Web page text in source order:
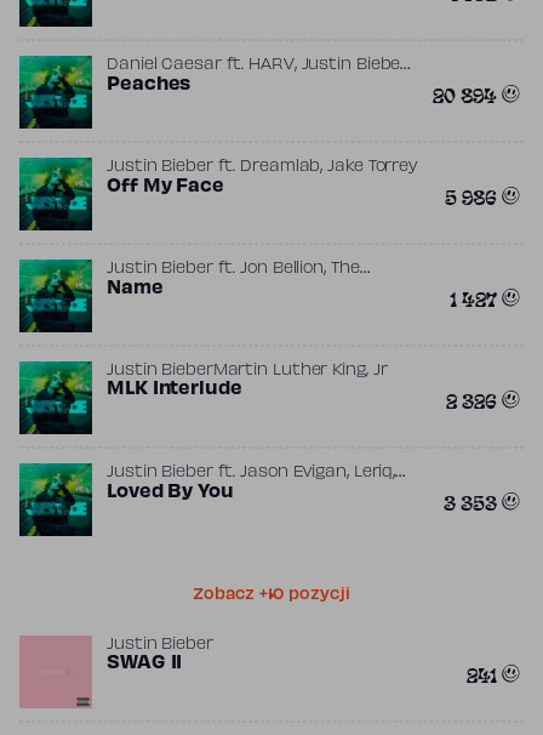
Daniel Caesarft. HARV, Justin Bieber,
Shndo ,Watt
Peaches 20 894
Justin Bieberft. Dreamlab,Jake Torrey
Off My Face 5 986
Justin Bieberft.Jon Bellion,
The
Monsters & Strangerz
Name 1 427
Justin BieberMartin Luther King, Jr
MLK Interlude 2 326
Justin Bieberft.Jason Evigan, Leriq,
Skrillex (prod.Burna Boy
Loved By You 3 353
Zobacz +10 pozycji
Justin Bieber
SWAG II 241